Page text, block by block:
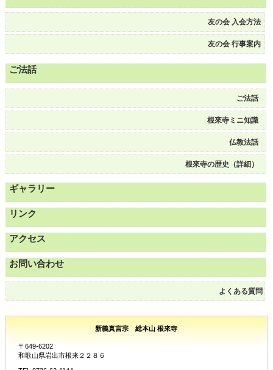
友の会 入会方法
友の会 行事案内
ご法話
ご法話
根來寺ミニ知識
仏教法話
根來寺の歴史（詳細）
ギャラリー
リンク
アクセス
お問い合わせ
よくある質問
新義真言宗 総本山 根來寺
〒649-6202
和歌山県岩出市根来２２８６